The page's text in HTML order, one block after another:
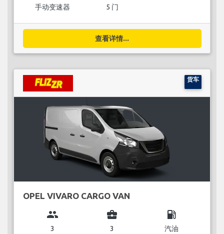
手动变速器 5 门
查看详情...
货车
OPEL VIVARO CARGO VAN
group
3
business_center
3
local_gas_station
汽油